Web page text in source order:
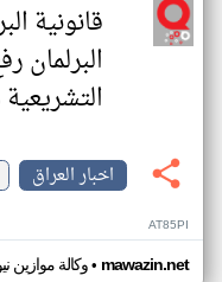
قانونية
البرلمان
اخبار العراق
AT85PI
وكالة موازين• mawazin.net